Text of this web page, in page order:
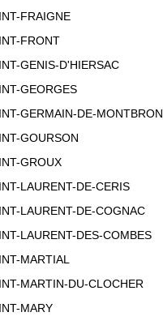
FRAIGNE
FRONT
GENIS-D'HIERSAC
GEORGES
GERMAIN-DE-MONTBRON
GOURSON
GROUX
LAURENT-DE-CERIS
LAURENT-DE-COGNAC
LAURENT-DES-COMBES
MARTIAL
MARTIN-DU-CLOCHER
MARY